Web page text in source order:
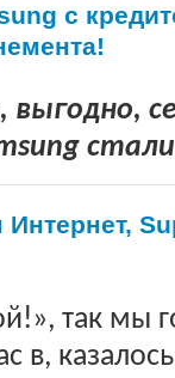
с
стали
Интернет,
так мы
в,